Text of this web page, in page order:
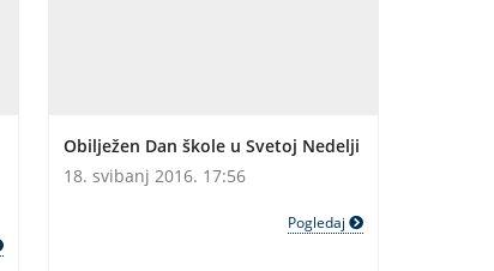
Obilježen Dan škole u Svetoj Nedelji
18. svibanj 2016. 17:56
Pogledaj